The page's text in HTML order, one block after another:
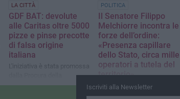
LA CITTÀ
GDF BAT: devolute
alle Caritas oltre 5000
pizze e pinse precotte
di falsa origine
italiana
L'iniziativa è stata promossa
Repubblica di Trani
POLITICA
Il Senatore Filippo
Melchiorre incontra le
forze dell’ordine:
«Presenza capillare
dello Stato, circa mille
operatori a tutela del
territorio»
Un passaggio anche nella
sede della Guardia di
Iscriviti alla Newsletter